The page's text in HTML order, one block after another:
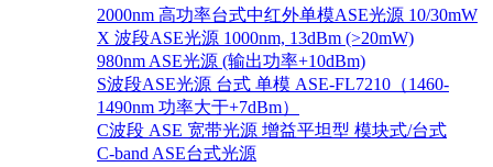
2000nm 高功率台式中红外单模ASE光源 10/30mW
X 波段ASE光源 1000nm, 13dBm (>20mW)
980nm ASE光源 (输出功率+10dBm)
S波段ASE光源 台式 单模 ASE-FL7210（1460-
1490nm 功率大于+7dBm）
C波段 ASE 宽带光源 增益平坦型 模块式/台式
C-band ASE台式光源